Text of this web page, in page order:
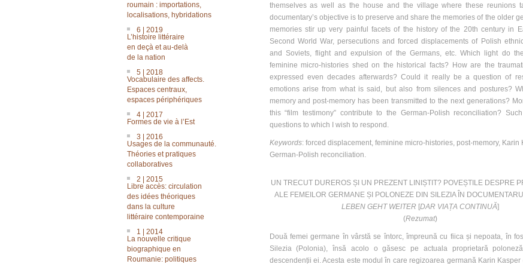
roumain : importations,
localisations, hybridations
6 | 2019
L’histoire littéraire
en deçà et au-delà
de la nation
5 | 2018
Vocabulaire des affects.
Espaces centraux,
espaces périphériques
4 | 2017
Formes de vie à l’Est
3 | 2016
Usages de la communauté.
Théories et pratiques
collaboratives
2 | 2015
Libre accès: circulation
des idées théoriques
dans la culture
littéraire contemporaine
1 | 2014
La nouvelle critique
biographique en
Roumanie: politiques
themselves as well as the house and the village where these reunions
documentary’s objective is to preserve and share the memories of the older
memories stir up very painful facets of the history of the 20th century in
Second World War, persecutions and forced displacements of Polish
and Soviets, flight and expulsion of the Germans, etc. Which light do
feminine micro-histories shed on the historical facts? How are the
expressed even decades afterwards? Could it really be a question of
emotions arise from what is said, but also from silences and postures?
memory and post-memory has been transmitted to the next generations?
this “film testimony” contribute to the German-Polish reconciliation?
questions to which I wish to respond.
Keywords: forced displacement, feminine micro-histories, post-memory, Karin
German-Polish reconciliation.
UN TRECUT DUREROS ȘI UN PREZENT LINIȘTIT? POVEȘTILE DESPRE
ALE FEMEILOR GERMANE ȘI POLONEZE DIN SILEZIA ÎN
LEBEN GEHT WEITER [DAR VIAȚA CONTINUĂ]
(Rezumat)
Două femei germane în vârstă se întorc, împreună cu fiica și nepoata, în
Silezia (Polonia), însă acolo o găsesc pe actuala proprietară
descendenții ei. Acesta este modul în care regizoarea germană Karin